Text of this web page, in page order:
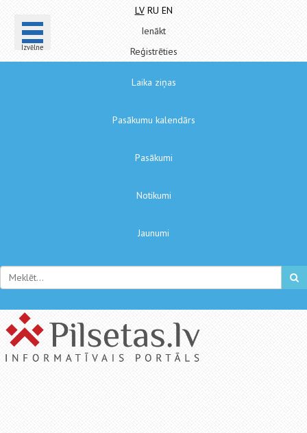
Izvēlne
LV RU EN
Ienākt
Reģistrēties
Laika ziņas
Pasākumu kalendārs
Pasākumi
Notikumi
Jaunumi